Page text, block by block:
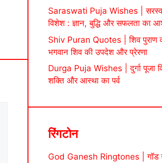
Saraswati Puja Wishes |
विशेश : ज्ञान, बुद्धि और सफलता का
Shiv Puran Quotes | शिव पुराण
भगवान शिव की उपदेश और प्रेरणा
Durga Puja Wishes | दुर्गा पूजा
शक्ति और आस्था का पर्व
रिंगटोन
God Ganesh Ringtones | गॉड